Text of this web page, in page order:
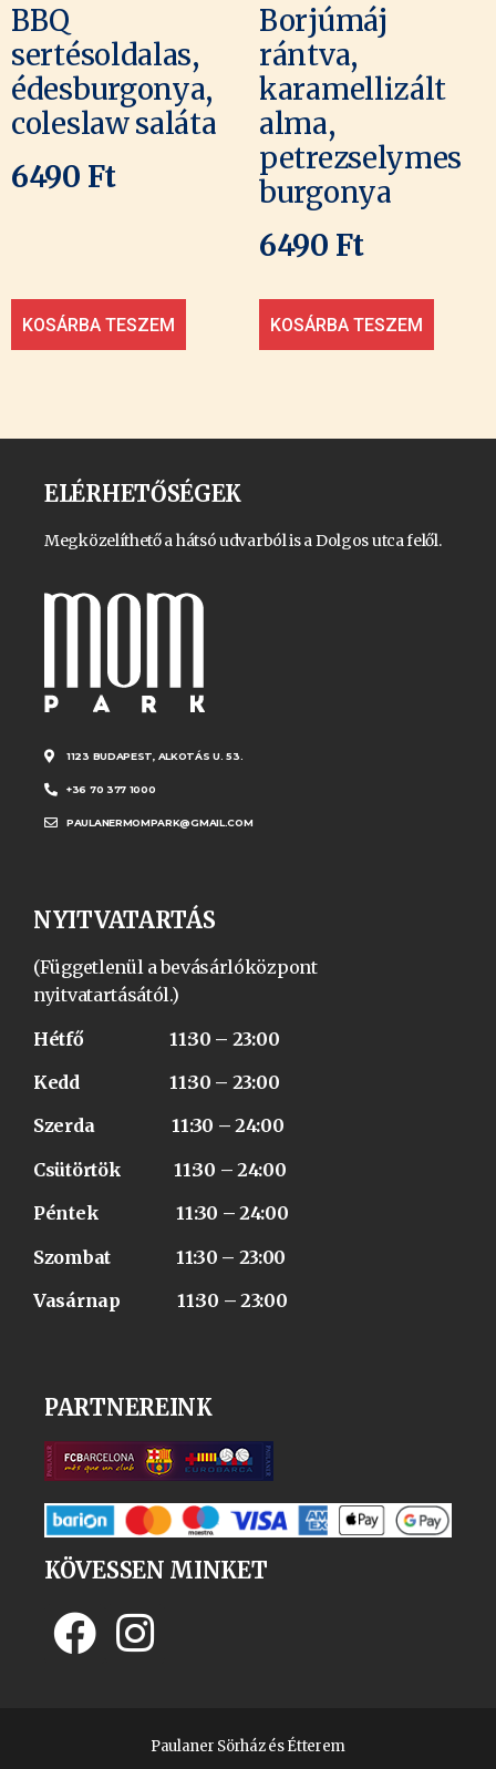
BBQ
sertésoldalas,
édesburgonya,
coleslaw saláta
6490 Ft
KOSÁRBA TESZEM
Borjúmáj
rántva,
karamellizált
alma,
petrezselymes
burgonya
6490 Ft
KOSÁRBA TESZEM
ELÉRHETŐSÉGEK
Megközelíthető a hátsó udvarból is a Dolgos utca felől.
1123 BUDAPEST, ALKOTÁS U. 53.
+36 70 377 1000
PAULANERMOMPARK@GMAIL.COM
NYITVATARTÁS
(Függetlenül a bevásárlóközpont
nyitvatartásától.)
Hétfő 11:30 – 23:00
Kedd 11:30 – 23:00
Szerda 11:30 – 24:00
Csütörtök 11:30 – 24:00
Péntek 11:30 – 24:00
Szombat 11:30 – 23:00
Vasárnap 11:30 – 23:00
PARTNEREINK
KÖVESSEN MINKET
Paulaner Sörház és Étterem